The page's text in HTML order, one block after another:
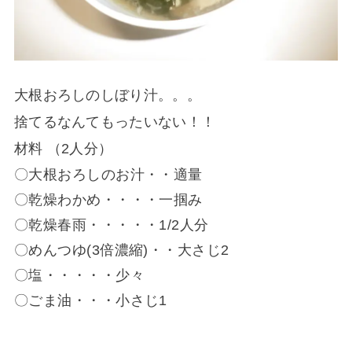
大根おろしのしぼり汁。。。
捨てるなんてもったいない！！
材料
（2人分）
〇大根おろしのお汁・・適量
〇乾燥わかめ・・・・一掴み
〇乾燥春雨・・・・・1/2人分
〇めんつゆ(3倍濃縮)・・大さじ2
〇塩・・・・・少々
〇ごま油・・・小さじ1